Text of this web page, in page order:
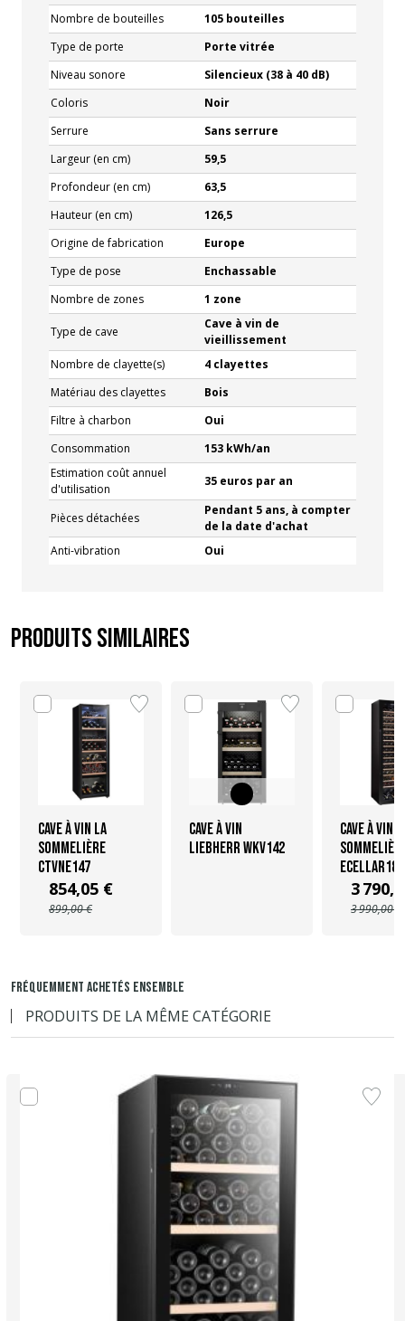
Nombre de bouteilles
105 bouteilles
Type de porte
Porte vitrée
Niveau sonore
Silencieux (38 à 40 dB)
Coloris
Noir
Serrure
Sans serrure
Largeur (en cm)
59,5
Profondeur (en cm)
63,5
Hauteur (en cm)
126,5
Origine de fabrication
Europe
Type de pose
Enchassable
Nombre de zones
1 zone
Type de cave
Cave à vin de
vieillissement
Nombre de clayette(s)
4 clayettes
Matériau des clayettes
Bois
Filtre à charbon
Oui
Consommation
153 kWh/an
Estimation coût annuel
d'utilisation
35 euros par an
Pièces détachées
Pendant 5 ans, à compter
de la date d'achat
Anti-vibration
Oui
Produits similaires
Cave à vin La
Sommelière
CTVNE147
854,05 €
899,00 €
Cave à vin
Liebherr WKV142
Cave à vin
3
3 990,00 €
FRÉQUEMMENT ACHETÉS ENSEMBLE
PRODUITS DE LA MÊME CATÉGORIE